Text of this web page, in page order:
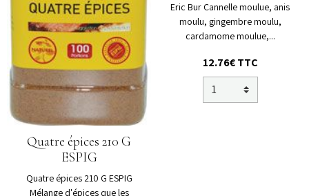
Quatre épices 210 G
ESPIG
Quatre épices 210 G ESPIG
Mélange d'épices que les
Eric Bur Cannelle moulue, anis
moulu, gingembre moulu,
cardamome moulue,...
12.76€ TTC